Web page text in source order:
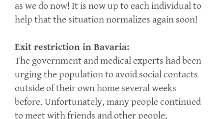
as we do now! It is now up to each individual to
help that the situation normalizes again soon!
Exit restriction in Bavaria:
The government and medical experts had been
urging the population to avoid social contacts
outside of their own home several weeks
before. Unfortunately, many people continued
to meet with friends and other people.